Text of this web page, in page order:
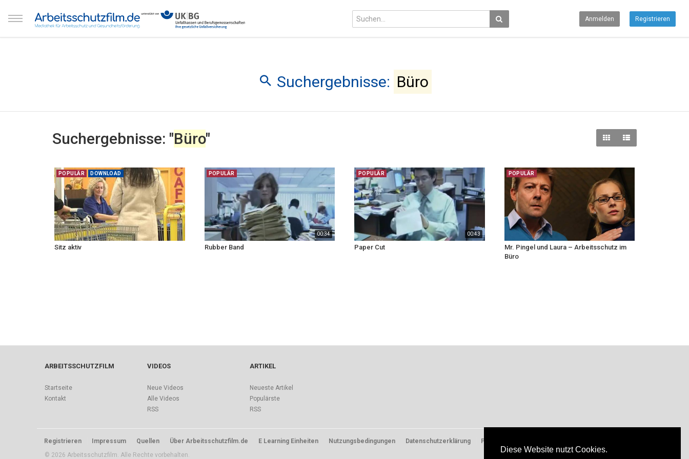
Diese Website nutzt Cookies.
Anmelden Registrieren
Suchergebnisse: Büro
Suchergebnisse: "Büro"
POPULÄR DOWNLOAD
Sitz aktiv
00:34
POPULÄR
Rubber Band
00:43
POPULÄR
Paper Cut
POPULÄR
Mr. Pingel und Laura – Arbeitsschutz im
Büro
ARBEITSSCHUTZFILM
Startseite
Kontakt
VIDEOS
Neue Videos
Alle Videos
RSS
ARTIKEL
Neueste Artikel
Populärste
RSS
Registrieren Impressum Quellen Über Arbeitsschutzfilm.de E Learning Einheiten Nutzungsbedingungen Datenschutzerklärung
Presse
© 2026 Arbeitsschutzfilm. Alle Rechte vorbehalten.